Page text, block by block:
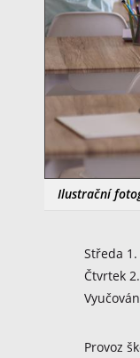
Ilustrační
Středa
Čtvrtek
Provoz